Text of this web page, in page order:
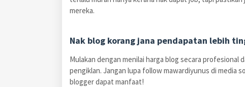
mereka.
Nak blog korang jana pendapatan lebih
Mulakan dengan menilai harga blog secara profesional
pengiklan. Jangan lupa follow mawardiyunus di media
blogger dapat manfaat!